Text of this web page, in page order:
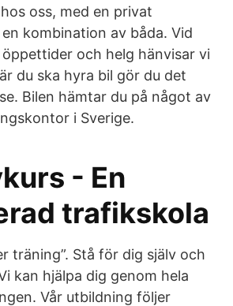
oss, med en privat
kombination av båda. Vid
och helg hänvisar vi
du ska hyra bil gör du det
Bilen hämtar du på något av
i Sverige.
- En
trafikskola
träning”. Stå för dig själv och
kan hjälpa dig genom hela
Vår utbildning följer